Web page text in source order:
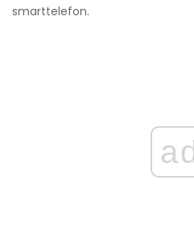
smarttelefon.
ad